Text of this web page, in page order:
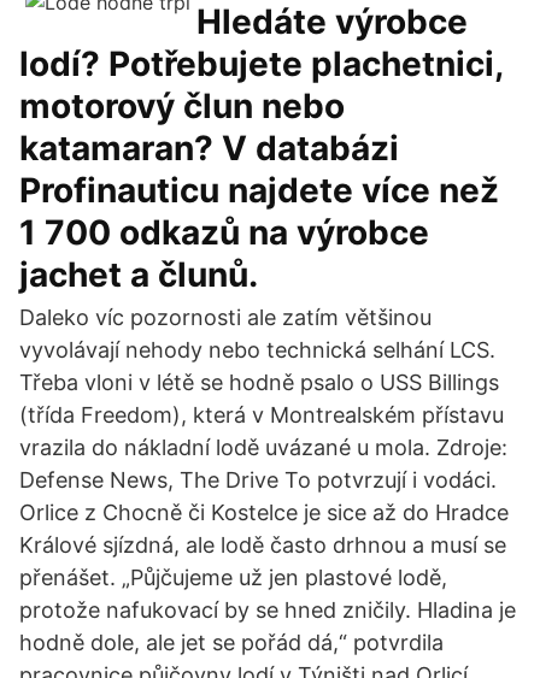
Hledáte výrobce
lodí? Potřebujete plachetnici,
motorový člun nebo
katamaran? V databázi
Profinauticu najdete více než
1 700 odkazů na výrobce
jachet a člunů.
Daleko víc pozornosti ale zatím většinou
vyvolávají nehody nebo technická selhání LCS.
Třeba vloni v létě se hodně psalo o USS Billings
(třída Freedom), která v Montrealském přístavu
vrazila do nákladní lodě uvázané u mola. Zdroje:
Defense News, The Drive To potvrzují i vodáci.
Orlice z Chocně či Kostelce je sice až do Hradce
Králové sjízdná, ale lodě často drhnou a musí se
přenášet. „Půjčujeme už jen plastové lodě,
protože nafukovací by se hned zničily. Hladina je
hodně dole, ale jet se pořád dá,“ potvrdila